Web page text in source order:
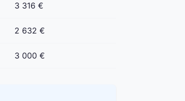
3 316 €
2 632 €
3 000 €